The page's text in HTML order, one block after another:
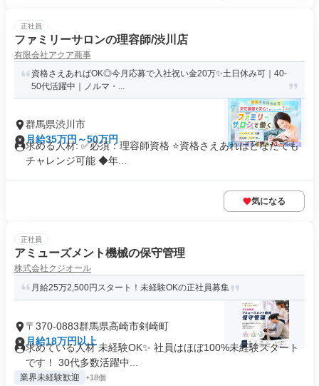
正社員
ファミリーサロンの理容師/渋川店
有限会社アクア商事
資格さえあればOK◎今月応募で入社祝い金20万✨️土日休み可｜40-
50代活躍中｜ノルマ・...
群馬県渋川市
月給35万円～50万円
求める人材: ✅必須：理容師資格 ⭐️資格さえあればどなたでも
チャレンジ可能 ◆年...
気になる
正社員
アミューズメント機械の保守管理
株式会社クジオール
月給25万2,500円スタート！未経験OKの正社員募集
〒370-0883群馬県高崎市剣崎町
月給18万円以上
求めている人材 未経験OK✨ 社員はほぼ100%未経験スタート
です！ 30代多数活躍中...
業界未経験歓迎 +18個